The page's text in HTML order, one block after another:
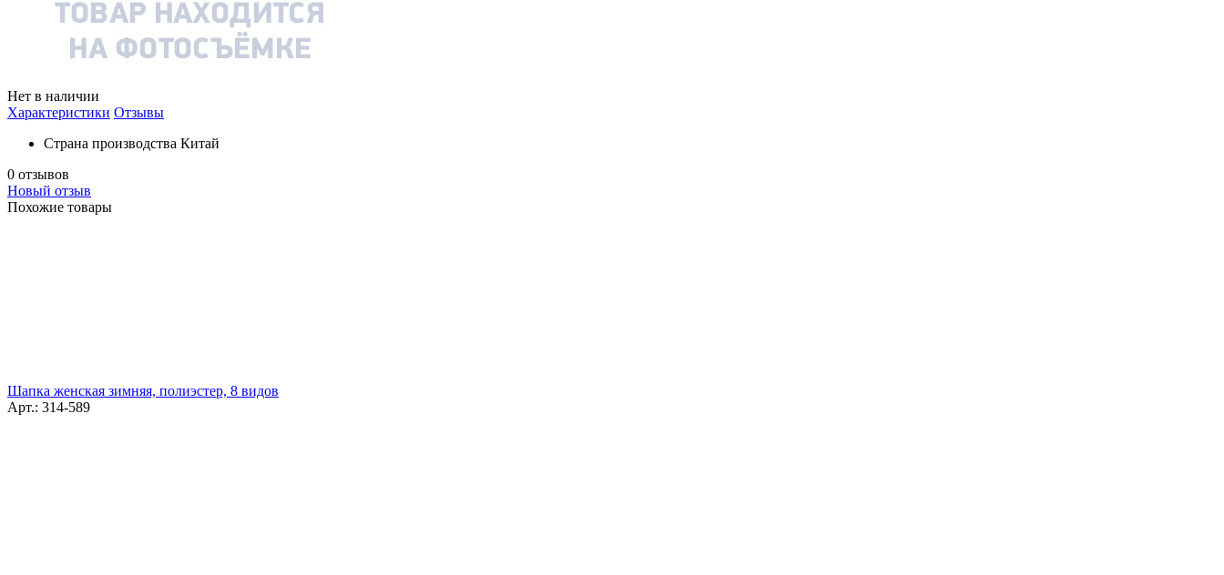
Нет в наличии
Характеристики Отзывы
Страна производства Китай
0 отзывов
Новый отзыв
Похожие товары
Шапка женская зимняя, полиэстер, 8 видов
Арт.: 314-589